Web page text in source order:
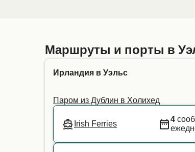
Маршруты и порты в
Ирландия в Уэльс
Паром из Дублин в Холихед
Irish Ferries
4